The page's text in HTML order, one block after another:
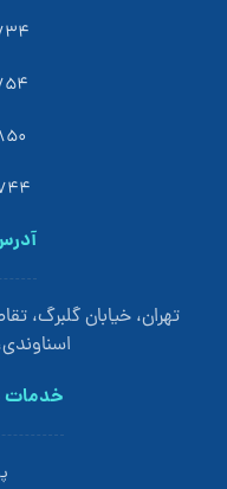
021
021
021
021
تهران، خیابان گلبرگ،
اسناوندی،
خدمات